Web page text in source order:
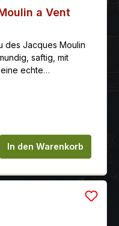
a Vent
des Jacques Moulin
saftig, mit
echte
den
In den Warenkorb